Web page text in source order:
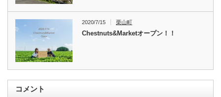
2020/7/15 栗山町
Chestnuts&Marketオープン！！
コメント